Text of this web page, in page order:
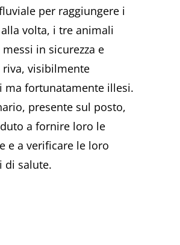
per raggiungere i
volta, i tre animali
in sicurezza e
visibilmente
ma fortunatamente illesi.
presente sul posto,
a fornire loro le
e a verificare le loro
di salute.